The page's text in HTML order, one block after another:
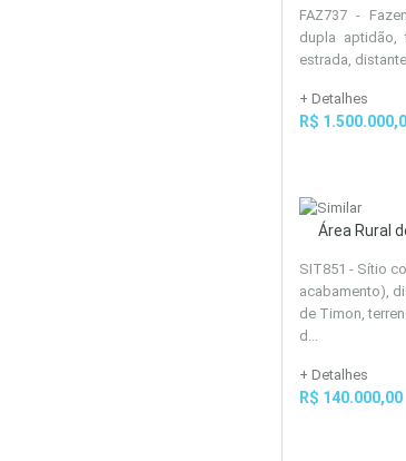
FAZ737 -
dupla aptidão,
estrada,
+ Detalhes
R$
Área Rural
SIT851 - Sítio
acabamento),
de Timon,
d...
+ Detalhes
R$ 140.000,00